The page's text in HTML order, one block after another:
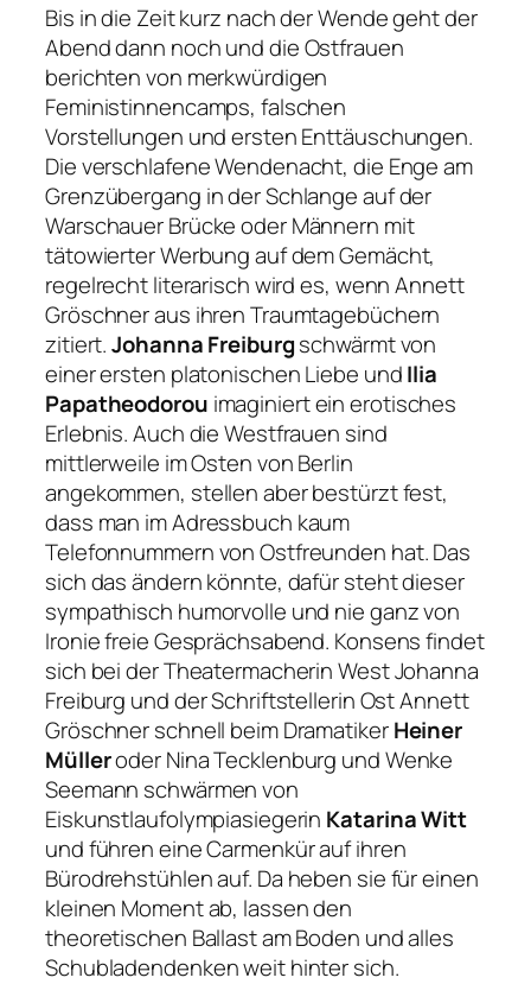
Bis in die Zeit kurz nach der Wende geht der
Abend dann noch und die Ostfrauen
berichten von merkwürdigen
Feministinnencamps, falschen
Vorstellungen und ersten Enttäuschungen.
Die verschlafene Wendenacht, die Enge am
Grenzübergang in der Schlange auf der
Warschauer Brücke oder Männern mit
tätowierter Werbung auf dem Gemächt,
regelrecht literarisch wird es, wenn Annett
Gröschner aus ihren Traumtagebüchern
zitiert.Johanna Freiburgschwärmt von
einer ersten platonischen Liebe undIlia
Papatheodorou imaginiert ein erotisches
Erlebnis. Auch die Westfrauen sind
mittlerweile im Osten von Berlin
angekommen, stellen aber bestürzt fest,
dass man im Adressbuch kaum
Telefonnummern von Ostfreunden hat. Das
sich das ändern könnte, dafür steht dieser
sympathisch humorvolle und nie ganz von
Ironie freie Gesprächsabend. Konsens findet
sich bei der Theatermacherin West Johanna
Freiburg und der Schriftstellerin Ost Annett
Gröschner schnell beim DramatikerHeiner
Mülleroder Nina Tecklenburg und Wenke
Seemann schwärmen von
Eiskunstlaufolympiasiegerin Katarina Witt
und führen eine Carmenkür auf ihren
Bürodrehstühlen auf. Da heben sie für einen
kleinen Moment ab, lassen den
theoretischen Ballast am Boden und alles
Schubladendenken weit hinter sich.